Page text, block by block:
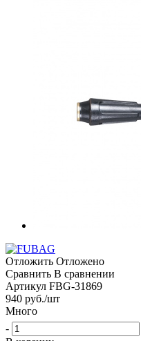
Отложить Отложено
Сравнить В сравнении
Артикул FBG-31869
940 руб./шт
Много
-